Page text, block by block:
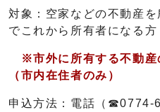
対象：空家などの不動産
でこれから所有者になる方
※市外に所有する不動産
（市内在住者のみ）
申込方法：電話（☎0774-